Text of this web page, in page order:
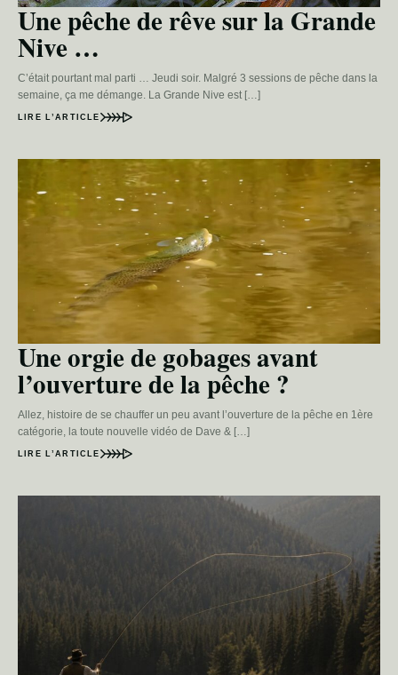
Une pêche de rêve sur la Grande
Nive …
C’était pourtant mal parti … Jeudi soir. Malgré 3 sessions de pêche dans la
semaine, ça me démange. La Grande Nive est […]
LIRE L’ARTICLE
Une orgie de gobages avant
l’ouverture de la pêche ?
Allez, histoire de se chauffer un peu avant l’ouverture de la pêche en 1ère
catégorie, la toute nouvelle vidéo de Dave & […]
LIRE L’ARTICLE